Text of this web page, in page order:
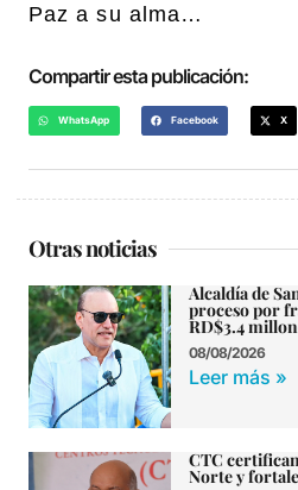
Paz a su alma…
Compartir esta publicación:
WhatsApp Facebook X
Otras noticias
Alcaldía de
proceso por
RD$3.4
08/08/2026
Leer más »
CTC
Norte y